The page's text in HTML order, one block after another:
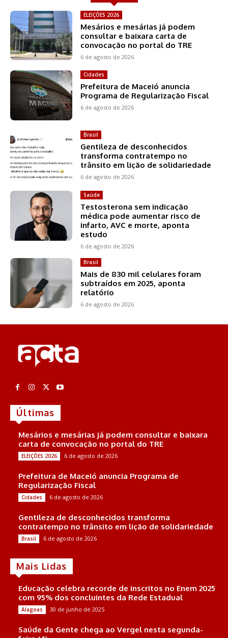
ELEIÇÕES 2026
Mesários e mesárias já podem
consultar e baixara carta de
convocação no portal do TRE
6 de agosto de 2026
Cidades
Prefeitura de Maceió anuncia
Programa de Regularização Fiscal
6 de agosto de 2026
Brasil
Gentileza de desconhecidos
transforma contratempo no
trânsito em lição de solidariedade
6 de agosto de 2026
Saúde
Testosterona sem indicação
médica pode aumentar risco de
infarto, AVC e morte, aponta
estudo
6 de agosto de 2026
Brasil
Mais de 830 mil celulares foram
subtraídos em 2025, aponta
relatório
6 de agosto de 2026
Últimas
Mesários e mesárias já podem consultar e baixara
carta de convocação no portal do TRE
ELEIÇÕES 2026 6 de agosto de 2026
Prefeitura de Maceió anuncia Programa de
Regularização Fiscal
Cidades 6 de agosto de 2026
Gentileza de desconhecidos transforma
contratempo no trânsito em lição de solidariedade
Brasil 6 de agosto de 2026
Mais Lidas
Educação celebra recorde de inscritos no Enem 2025
com 95% dos concluintes da Rede Estadual
Alagoas 30 de junho de 2025
Saúde da Gente chega ao Vergel nesta segunda-